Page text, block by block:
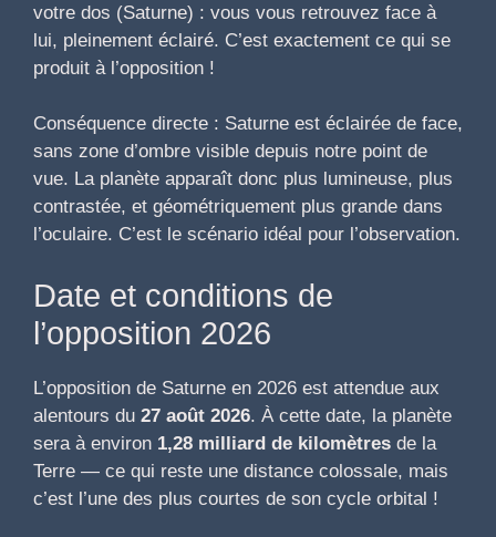
votre dos (Saturne) : vous vous retrouvez face à
lui, pleinement éclairé. C’est exactement ce qui se
produit à l’opposition !
Conséquence directe : Saturne est éclairée de face,
sans zone d’ombre visible depuis notre point de
vue. La planète apparaît donc plus lumineuse, plus
contrastée, et géométriquement plus grande dans
l’oculaire. C’est le scénario idéal pour l’observation.
Date et conditions de
l’opposition 2026
L’opposition de Saturne en 2026 est attendue aux
alentours du 27 août 2026. À cette date, la planète
sera à environ 1,28 milliard de kilomètres de la
Terre — ce qui reste une distance colossale, mais
c’est l’une des plus courtes de son cycle orbital !